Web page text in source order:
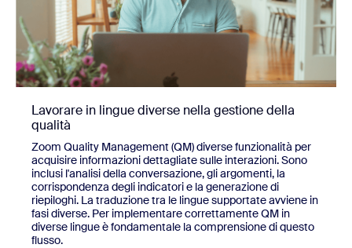
Lavorare in lingue diverse nella gestione della
qualità
Zoom Quality Management (QM) diverse funzionalità per
acquisire informazioni dettagliate sulle interazioni. Sono
inclusi l'analisi della conversazione, gli argomenti, la
corrispondenza degli indicatori e la generazione di
riepiloghi. La traduzione tra le lingue supportate avviene in
fasi diverse. Per implementare correttamente QM in
diverse lingue è fondamentale la comprensione di questo
flusso.